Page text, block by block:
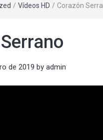
/ Vídeos HD / Corazón
de 2019 by admin